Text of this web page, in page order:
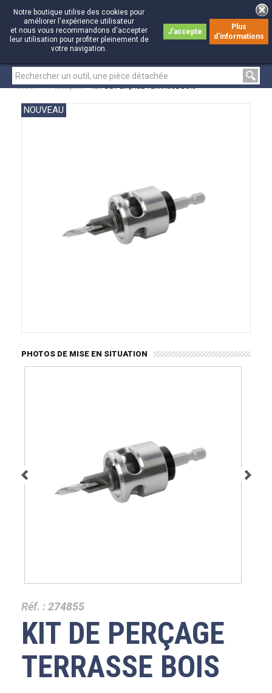
0
0
Notre boutique utilise des cookies pour
améliorer l'expérience utilisateur
et nous vous recommandons d'accepter
leur utilisation pour profiter pleinement de
votre navigation.
J'accepte
Plus
d'informations
Accueil > Paysagiste > KIT DE PERÇAGE TERRASSE BOIS
NOUVEAU
PHOTOS DE MISE EN SITUATION
Réf. :274855
KIT DE PERÇAGE
TERRASSE BOIS